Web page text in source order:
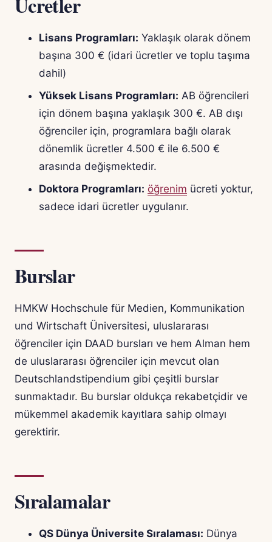
Lisans Programları: Yaklaşık olarak dönem
başına 300 € (idari ücretler ve toplu taşıma
dahil)
Yüksek Lisans Programları: AB öğrencileri
için dönem başına yaklaşık 300 €. AB dışı
öğrenciler için, programlara bağlı olarak
dönemlik ücretler 4.500 € ile 6.500 €
arasında değişmektedir.
Doktora Programları: öğrenim ücreti yoktur,
sadece idari ücretler uygulanır.
Burslar
HMKW Hochschule für Medien, Kommunikation
und Wirtschaft Üniversitesi, uluslararası
öğrenciler için DAAD bursları ve hem Alman hem
de uluslararası öğrenciler için mevcut olan
Deutschlandstipendium gibi çeşitli burslar
sunmaktadır. Bu burslar oldukça rekabetçidir ve
mükemmel akademik kayıtlara sahip olmayı
gerektirir.
Sıralamalar
QS Dünya Üniversite Sıralaması: Dünya